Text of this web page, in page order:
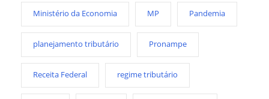
Ministério da Economia MP Pandemia
planejamento tributário Pronampe
Receita Federal regime tributário